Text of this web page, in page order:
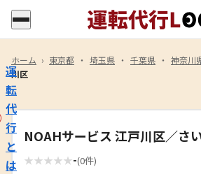
運
転
代
行
と
は
ホーム › 東京都 ・ 埼玉県 ・ 千葉県 ・ 神奈川
川区
NOAHサービス 江戸川区／さ
★★★★★-(0件)